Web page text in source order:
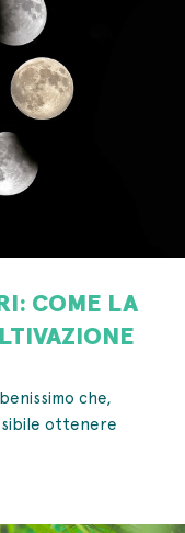
COME LA
che,
ottenere